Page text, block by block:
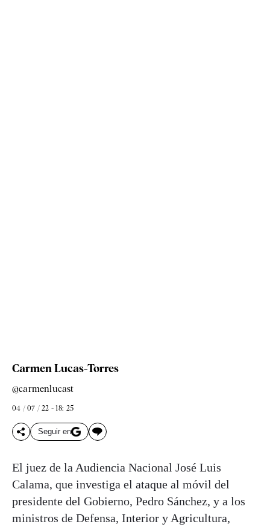
Carmen Lucas-Torres
@carmenlucast
04 / 07 / 22 - 18: 25
Seguir en
El juez de la Audiencia Nacional José Luis
Calama, que investiga el ataque al móvil del
presidente del Gobierno, Pedro Sánchez, y a los
ministros de Defensa, Interior y Agricultura,